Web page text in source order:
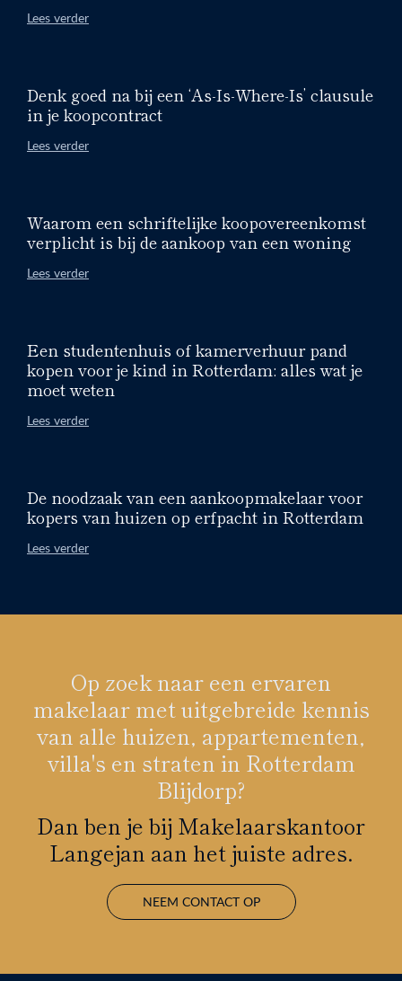
Lees verder
Denk goed na bij een ‘As-Is-Where-Is’ clausule
in je koopcontract
Lees verder
Waarom een schriftelijke koopovereenkomst
verplicht is bij de aankoop van een woning
Lees verder
Een studentenhuis of kamerverhuur pand
kopen voor je kind in Rotterdam: alles wat je
moet weten
Lees verder
De noodzaak van een aankoopmakelaar voor
kopers van huizen op erfpacht in Rotterdam
Lees verder
Op zoek naar een ervaren
makelaar met uitgebreide kennis
van alle huizen, appartementen,
villa's en straten in Rotterdam
Blijdorp?
Dan ben je bij Makelaarskantoor
Langejan aan het juiste adres.
NEEM CONTACT OP